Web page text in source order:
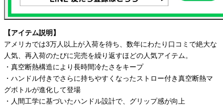
【アイテム説明】
アメリカでは3万人以上が入荷を待ち、数年にわたり口コミで絶大な
人気、再入荷のたびに完売を繰り返すほどの人気アイテム。
・真空断熱構造により長時間冷たさをキープ
・ハンドル付きでさらに持ちやすくなったストロー付き真空断熱マ
グボトルが進化して登場
・人間工学に基づいたハンドル設計で、グリップ感が向上